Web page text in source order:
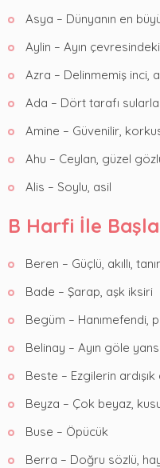
Asya – Dünyanın en
Aylin – Ayın çevresindeki
Azra – Delinmemiş inci,
Ada – Dört tarafı
Amine – Güvenilir,
Ahu – Ceylan, güzel
Alis – Soylu, asil
B Harfi İle
Beren – Güçlü, akıllı,
Bade – Şarap, aşk iksiri
Begüm – Hanımefendi,
Belinay – Ayın göle
Beste – Ezgilerin ardışık
Beyza – Çok beyaz,
Buse – Öpücük
Berra – Doğru sözlü,